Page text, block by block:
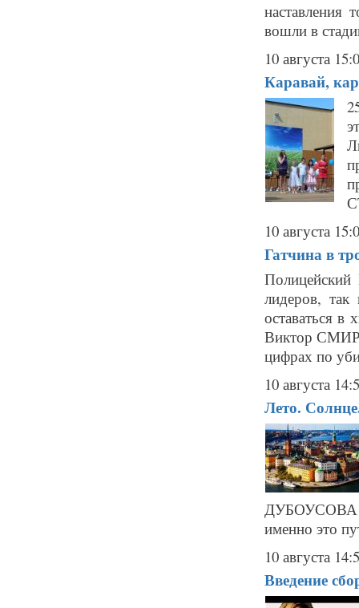
вошли в
10 августа
Каравай,
10 августа
Гатчина в
лидеров,
оставаться в
Виктор
цифрах по
10 августа
Лето.
ДУБОУСОВА
именно это
10 августа
Введение